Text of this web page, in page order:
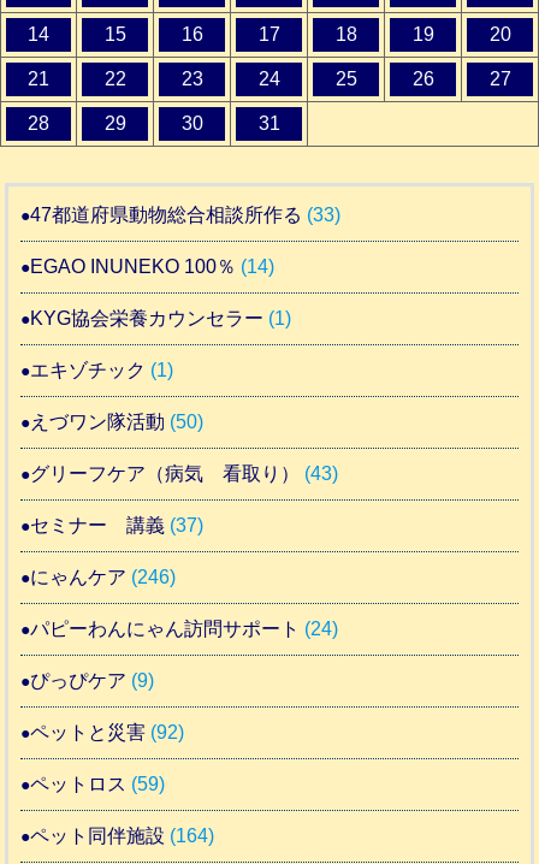
14 15 16 17 18 19 20
21 22 23 24 25 26 27
28 29 30 31
47都道府県動物総合相談所作る (33)
EGAO INUNEKO 100％ (14)
KYG協会栄養カウンセラー (1)
エキゾチック (1)
えづワン隊活動 (50)
グリーフケア（病気 看取り） (43)
セミナー 講義 (37)
にゃんケア (246)
パピーわんにゃん訪問サポート (24)
ぴっぴケア (9)
ペットと災害 (92)
ペットロス (59)
ペット同伴施設 (164)